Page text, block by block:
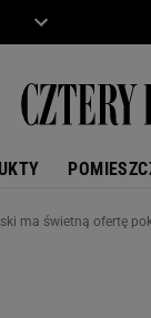
ma świetną ofertę